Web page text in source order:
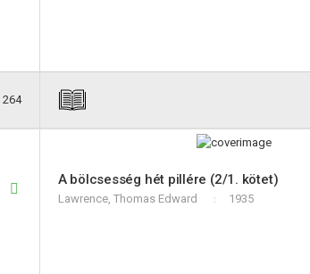
264
A bölcsesség hét pillére (2/1. kötet)
Lawrence, Thomas Edward 1935